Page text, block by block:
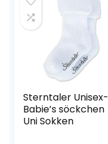
Sterntaler Unisex-
Babie’s söckchen
Uni Sokken